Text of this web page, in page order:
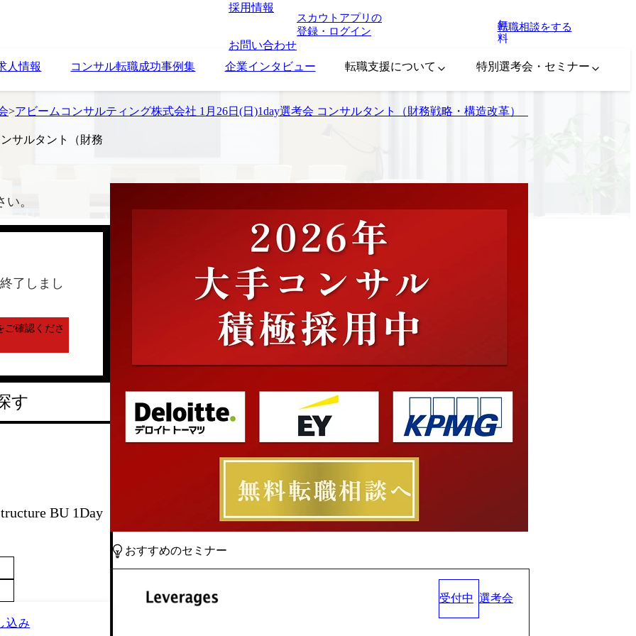
採用情報
お問い合わせ
スカウトアプリの
登録・ログイン
無
料
転職相談をする
人情報 コンサル転職成功事例集 企業インタビュー 転職支援について 特別選考会・セミナー
>アビームコンサルティング株式会社 1月26日(日)1day選考会 コンサルタント（財務戦略・構造改革）【Strategy Unit所属】
サルタント（財務
。
了しまし
ご確認くださ
す
BU 1Day
込み
おすすめのセミナー
受付中 選考会